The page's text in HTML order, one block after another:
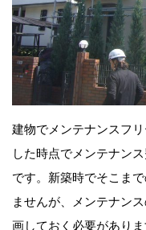
建物でメンテナンスフ
した時点でメンテナン
です。新築時でそこま
ませんが、メンテナン
画しておく必要がありま